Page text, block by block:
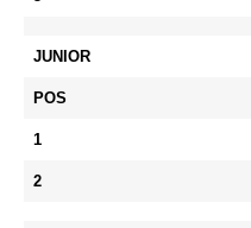
JUNIOR
POS
1
2